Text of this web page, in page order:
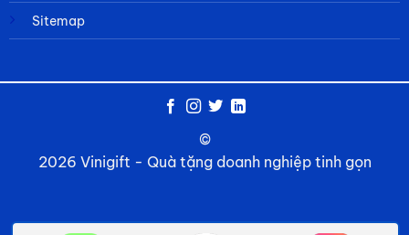
Sitemap
©
2026 Vinigift - Quà tặng doanh nghiệp tinh gọn